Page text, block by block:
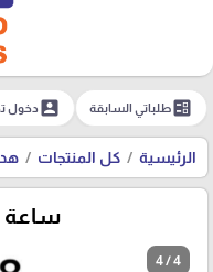
ballotطلباتي السابقة account_boxدخول
الرئيسية كل المنتجات
ساعة
4 / 4